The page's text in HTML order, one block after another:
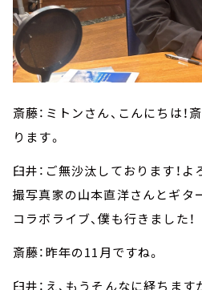
斎藤：ミトンさん、こんにちは！
ります。
臼井：ご無沙汰しております！
撮写真家の山本直洋さんとギタ
コラボライブ、僕も行きました！
斎藤：昨年の11月ですね。
臼井：え、もうそんなに経ちます